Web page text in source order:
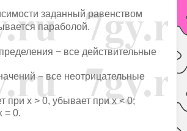
заданный равенством
параболой.
− все действительные
− все неотрицательные
при x > 0, убывает при x < 0;
= 0.